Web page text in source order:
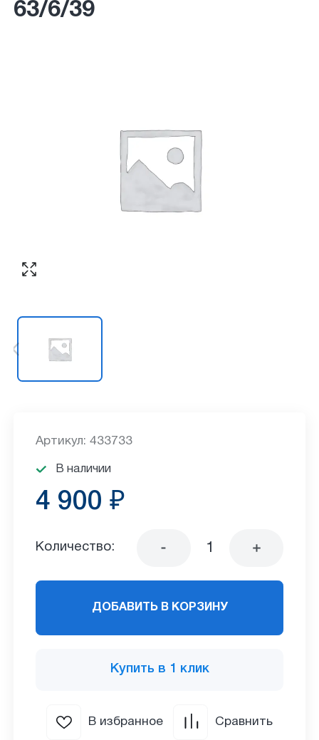
63/6/39
Артикул: 433733
В наличии
4 900 ₽
Количество:
ДОБАВИТЬ В КОРЗИНУ
Купить в 1 клик
В избранное Сравнить
Согласен с обработкой персональных
данных в соответствии с политикой
конфиденциальности